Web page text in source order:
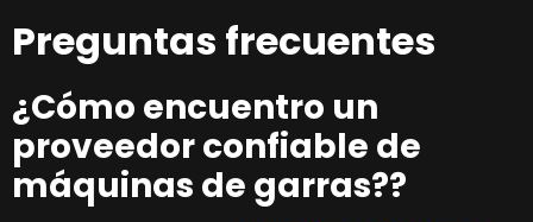
Preguntas frecuentes
¿Cómo encuentro un
proveedor confiable de
máquinas de garras??